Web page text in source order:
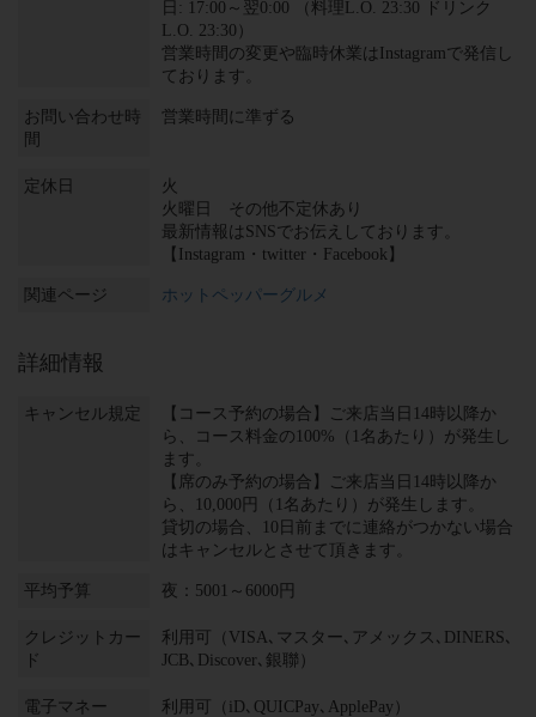
日: 17:00～翌0:00 （料理L.O. 23:30 ドリンク
L.O. 23:30）
営業時間の変更や臨時休業はInstagramで発信し
ております。
お問い合わせ時
間
営業時間に準ずる
定休日
火
火曜日 その他不定休あり
最新情報はSNSでお伝えしております。
【Instagram・twitter・Facebook】
関連ページ ホットペッパーグルメ
詳細情報
キャンセル規定
【コース予約の場合】ご来店当日14時以降か
ら、コース料金の100%（1名あたり）が発生し
ます。
【席のみ予約の場合】ご来店当日14時以降か
ら、10,000円（1名あたり）が発生します。
貸切の場合、10日前までに連絡がつかない場合
はキャンセルとさせて頂きます。
平均予算 夜：5001～6000円
クレジットカー
ド
利用可（VISA､マスター､アメックス､DINERS､
JCB､Discover､銀聯）
電子マネー 利用可（iD､QUICPay､ApplePay）